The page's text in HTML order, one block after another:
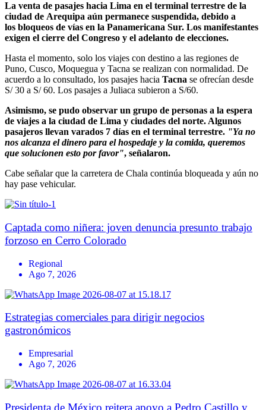
La venta de pasajes hacia Lima en el terminal terrestre de la
ciudad de Arequipa aún permanece suspendida, debido a
los bloqueos de vías en la Panamericana Sur. Los manifestantes
exigen el cierre del Congreso y el adelanto de elecciones.
Hasta el momento, solo los viajes con destino a las regiones de
Puno, Cusco, Moquegua y Tacna se realizan con normalidad. De
acuerdo a lo consultado, los pasajes hacia Tacna se ofrecían desde
S/ 30 a S/ 60. Los pasajes a Juliaca subieron a S/60.
Asimismo, se pudo observar un grupo de personas a la espera
de viajes a la ciudad de Lima y ciudades del norte. Algunos
pasajeros llevan varados 7 días en el terminal terrestre. "Ya no
nos alcanza el dinero para el hospedaje y la comida, queremos
que solucionen esto por favor", señalaron.
Cabe señalar que la carretera de Chala continúa bloqueada y aún no
hay pase vehicular.
Captada como niñera: joven denuncia presunto trabajo
forzoso en Cerro Colorado
Regional
Ago 7, 2026
Estrategias comerciales para dirigir negocios
gastronómicos
Empresarial
Ago 7, 2026
Presidenta de México reitera apoyo a Pedro Castillo y